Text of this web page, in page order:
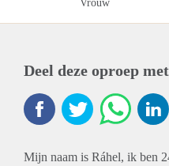
Vrouw
Deel deze oproep
Mijn naam is Ráhel, ik ben